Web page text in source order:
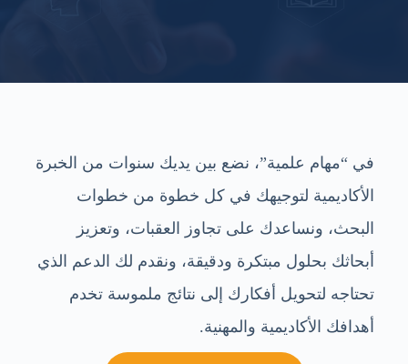
في “مهام علمية”، نضع بين يديك سنوات من الخبرة
الأكاديمية لتوجيهك في كل خطوة من خطوات
البحث، ونساعدك على تجاوز العقبات، وتعزيز
أبحاثك بحلول مبتكرة ودقيقة، ونقدم لك الدعم الذي
تحتاجه لتحويل أفكارك إلى نتائج ملموسة تخدم
أهدافك الأكاديمية والمهنية.